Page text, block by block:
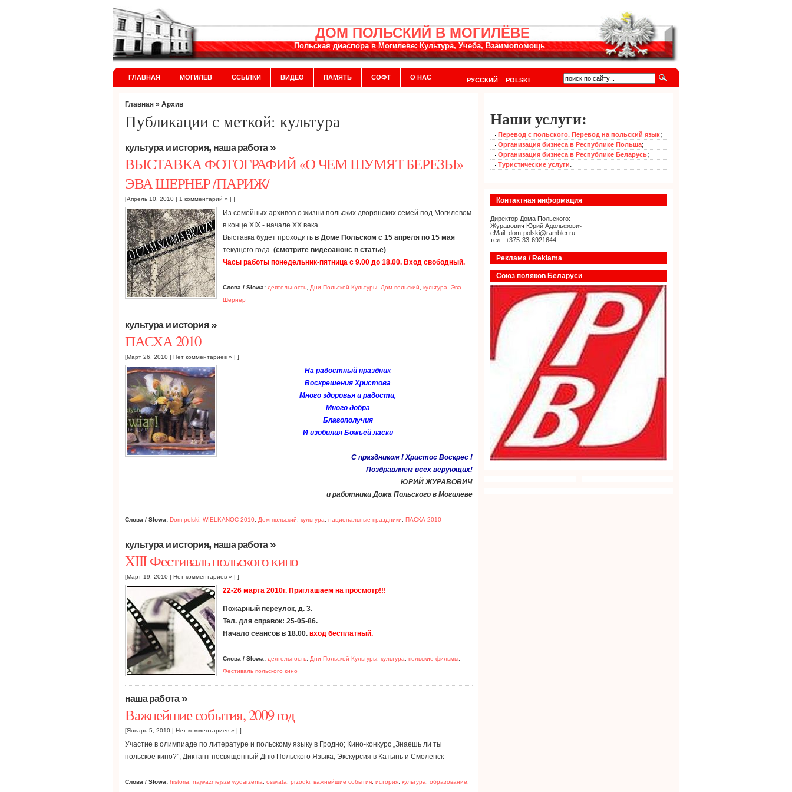
ДОМ ПОЛЬСКИЙ В МОГИЛЁВЕ
Польская диаспора в Могилеве: Культура, Учеба, Взаимопомощь
ГЛАВНАЯ МОГИЛЁВ ССЫЛКИ ВИДЕО ПАМЯТЬ СОФТ О НАС РУССКИЙ POLSKI
Главная » Архив
Публикации с меткой: культура
культура и история, наша работа»
ВЫСТАВКА ФОТОГРАФИЙ «О ЧЕМ ШУМЯТ БЕРЕЗЫ»
ЭВА ШЕРНЕР /ПАРИЖ/
[Апрель 10, 2010 | 1 комментарий » | ]
Из семейных архивов о жизни польских дворянских семей под Могилевом
в конце XIX - начале XX века.
Выставка будет проходить в Доме Польском с 15 апреля по 15 мая
текущего года. (смотрите видеоанонс в статье)
Часы работы понедельник-пятница с 9.00 до 18.00. Вход свободный.
Слова / Słowa: деятельность Дни Польской Культуры Дом польский культура
Эва
Шернер
культура и история»
ПАСХА 2010
[Март 26, 2010 | Нет комментариев » | ]
На радостный праздник
Воскрешения Христова
Много здоровья и радости,
Много добра
Благополучия
И изобилия Божьей ласки
С праздником ! Христос Воскрес !
Поздравляем всех верующих!
ЮРИЙ ЖУРАВОВИЧ
и работники Дома Польского в Могилеве
Слова / Słowa: Dom polski WIELKANOC 2010 Дом польский культура национальные праздники ПАСХА 2010
культура и история, наша работа»
XIII Фестиваль польского кино
[Март 19, 2010 | Нет комментариев » | ]
22-26 марта 2010г. Приглашаем на просмотр!!!
Пожарный переулок, д. 3.
Тел. для справок: 25-05-86.
Начало сеансов в 18.00. вход бесплатный.
Слова / Słowa: деятельность Дни Польской Культуры культура польские фильмы
Фестиваль польского кино
наша работа»
Важнейшие события, 2009 год
[Январь 5, 2010 | Нет комментариев » | ]
Участие в олимпиаде по литературе и польскому языку в Гродно; Кино-конкурс „Знаешь ли ты
польское кино?”; Диктант посвященный Дню Польского Языка; Экскурсия в Катынь и Смоленск
Слова / Słowa: historia najważniejsze wydarzenia oswiata przodki важнейшие события история культура образование
Наши услуги:
Перевод с польского. Перевод на польский язык;
Организация бизнеса в Республике Польша;
Организация бизнеса в Республике Беларусь;
Туристические услуги.
Контактная информация
Директор Дома Польского:
Журавович Юрий Адольфович
eMail: dom-polski@rambler.ru
тел.: +375-33-6921644
Реклама / Reklama
Союз поляков Беларуси